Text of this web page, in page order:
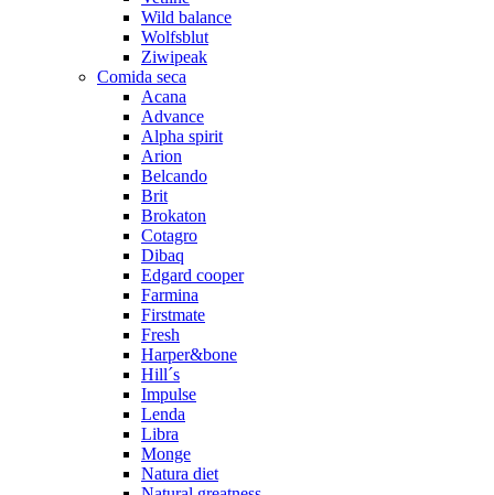
Wild balance
Wolfsblut
Ziwipeak
Comida seca
Acana
Advance
Alpha spirit
Arion
Belcando
Brit
Brokaton
Cotagro
Dibaq
Edgard cooper
Farmina
Firstmate
Fresh
Harper&bone
Hill´s
Impulse
Lenda
Libra
Monge
Natura diet